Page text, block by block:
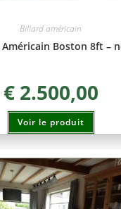
Billard américain
Boston 8ft –
€2.500,00
Voir le produit